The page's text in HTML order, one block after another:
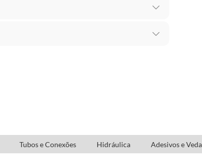
Vinila)
é durável ou não durável.
é destruído pelo consumo; há o desgaste
Tubos e Conexões Hidráulica Adesivos e